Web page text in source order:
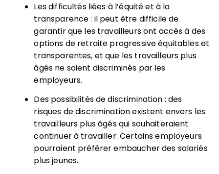
Les difficultés liées à l’équité et à la
transparence : il peut être difficile de
garantir que les travailleurs ont accès à des
options de retraite progressive équitables et
transparentes, et que les travailleurs plus
âgés ne soient discriminés par les
employeurs.
Des possibilités de discrimination : des
risques de discrimination existent envers les
travailleurs plus âgés qui souhaiteraient
continuer à travailler. Certains employeurs
pourraient préférer embaucher des salariés
plus jeunes.